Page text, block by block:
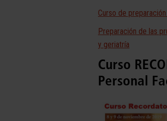
Curso de
Preparación de las
y geriatría
Curso
Personal